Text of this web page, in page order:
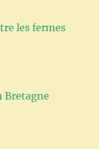
les fermes
Bretagne